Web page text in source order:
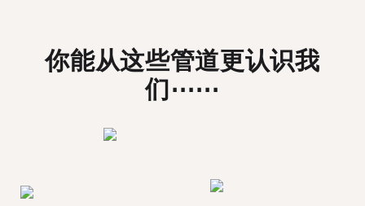
你能从这些管道更认识我
们⋯⋯